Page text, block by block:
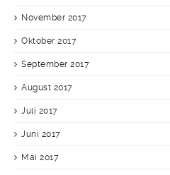
November 2017
Oktober 2017
September 2017
August 2017
Juli 2017
Juni 2017
Mai 2017